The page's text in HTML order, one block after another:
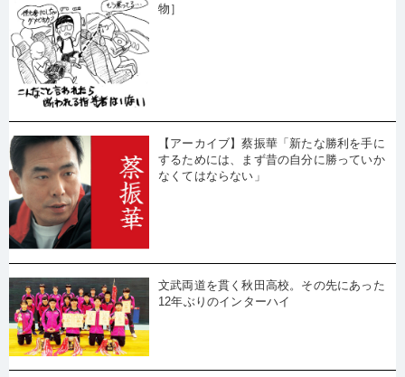
物］
【アーカイブ】蔡振華「新たな勝利を手に
するためには、まず昔の自分に勝っていか
なくてはならない」
文武両道を貫く秋田高校。その先にあった
12年ぶりのインターハイ